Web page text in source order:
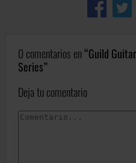
0 comentarios en Guild
Series
Deja tu comentario